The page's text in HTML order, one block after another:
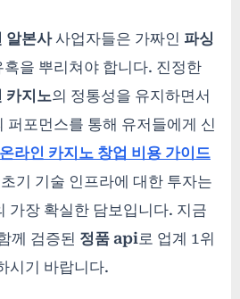
알본사사업자들은 가짜인 파싱
을 뿌리쳐야 합니다. 진정한
카지노의 정통성을 유지하면서
퍼포먼스를 통해 유저들에게 신
온라인 카지노 창업 비용 가이드
기 기술 인프라에 대한 투자는
가장 확실한 담보입니다. 지금
께 검증된 정품 api로 업계 1위
시기 바랍니다.